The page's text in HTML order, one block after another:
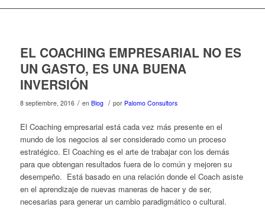
EL COACHING EMPRESARIAL NO ES
UN GASTO, ES UNA BUENA
INVERSIÓN
8 septiembre, 2016 / en Blog / por Palomo Consultors
El Coaching empresarial está cada vez más presente en el
mundo de los negocios al ser considerado como un proceso
estratégico. El Coaching es el arte de trabajar con los demás
para que obtengan resultados fuera de lo común y mejoren su
desempeño. Está basado en una relación donde el Coach asiste
en el aprendizaje de nuevas maneras de hacer y de ser,
necesarias para generar un cambio paradigmático o cultural.